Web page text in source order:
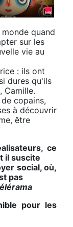
quand
sur les
vie au
: ils ont
dures qu'ils
Camille.
copains,
à découvrir
être
ce
il suscite
social, où,
pas
pour les